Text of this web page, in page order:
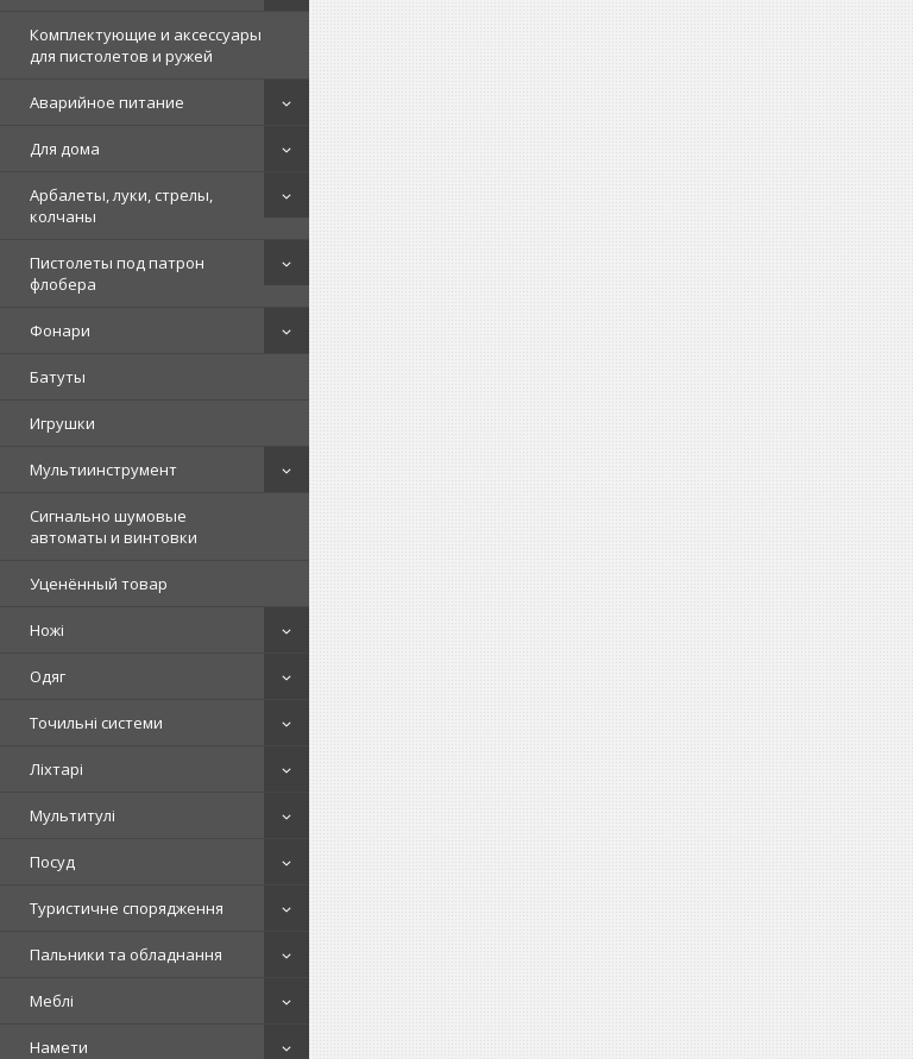
Комплектующие и аксессуары
для пистолетов и ружей
Аварийное питание
Для дома
Арбалеты, луки, стрелы,
колчаны
Пистолеты под патрон
флобера
Фонари
Батуты
Игрушки
Мультиинструмент
Сигнально шумовые
автоматы и винтовки
Уценённый товар
Ножі
Одяг
Точильні системи
Ліхтарі
Мультитулі
Посуд
Туристичне спорядження
Пальники та обладнання
Меблі
Намети